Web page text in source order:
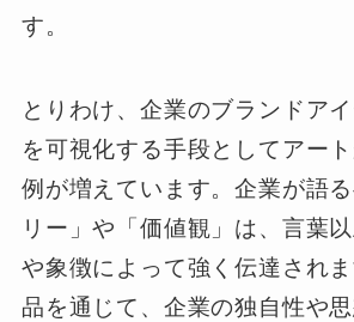
す。
とりわけ、企業のブランドア
を可視化する手段としてアー
例が増えています。企業が語
リー」や「価値観」は、言葉
や象徴によって強く伝達され
品を通じて、企業の独自性や